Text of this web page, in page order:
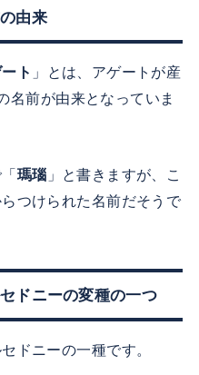
由来
ト 」とは、アゲートが産
名前が由来となっていま
瑪瑙 」と書きますが、こ
つけられた名前だそうで
ドニーの変種の一つ
ドニーの一種です。